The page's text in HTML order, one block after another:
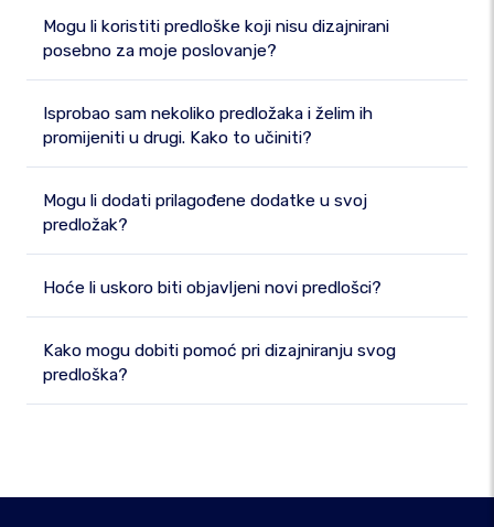
Mogu li koristiti predloške koji nisu dizajnirani
posebno za moje poslovanje?
Isprobao sam nekoliko predložaka i želim ih
promijeniti u drugi. Kako to učiniti?
Mogu li dodati prilagođene dodatke u svoj
predložak?
Hoće li uskoro biti objavljeni novi predlošci?
Kako mogu dobiti pomoć pri dizajniranju svog
predloška?